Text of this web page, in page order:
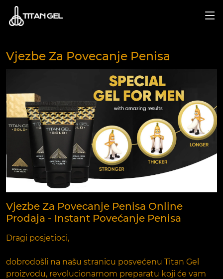
Vjezbe Za Povecanje Penisa
Vjezbe Za Povecanje Penisa Online
Prodaja - Instant Povećanje Penisa
Dragi posjetioci,
dobrodošli na našu stranicu posvećenu Titan Gel
proizvodu, revolucionarnom preparatu koji će vam